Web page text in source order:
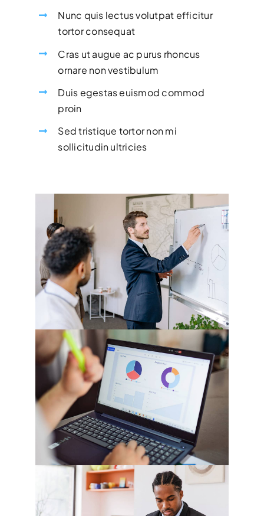
Nunc quis lectus volutpat efficitur
tortor consequat
Cras ut augue ac purus rhoncus
ornare non vestibulum
Duis egestas euismod commod
proin
Sed tristique tortor non mi
sollicitudin ultricies